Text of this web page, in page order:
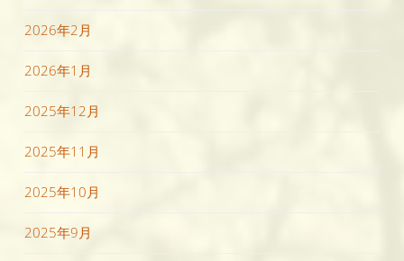
2026年2月
2026年1月
2025年12月
2025年11月
2025年10月
2025年9月